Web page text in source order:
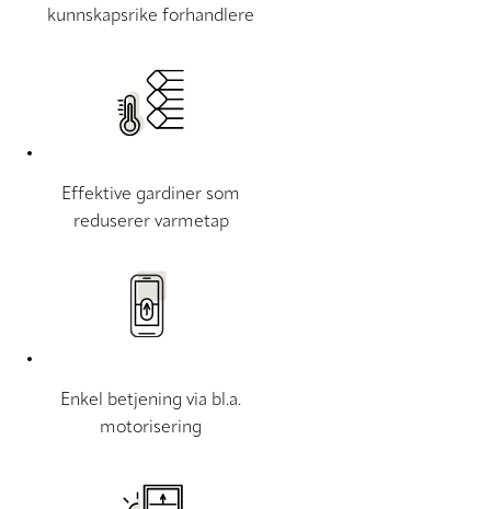
kunnskapsrike forhandlere
Effektive gardiner som
reduserer varmetap
Enkel betjening via bl.a.
motorisering